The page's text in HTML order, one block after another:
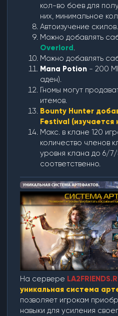
кол-во боев для
них, минимальное
Автоизучение скилов.
Можно добавлять
Overlord.
Можно добавлять
Mana Potion - 200
аден).
Гномы могут
итемов.
Bounty Hunter
Festival (изучается
Макс. в клане 120
количество членов
уровня клана до 6/
соответственно.
На сервере
уникальная система
позволяет игрокам
навыки для усиления